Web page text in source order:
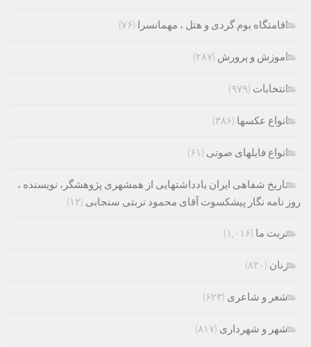
اقامتگاه بوم گردی و هتل ، مهمانسرا (۷۶)
اموزش و پرورش (۲۸۷)
انتخابات (۹۷۹)
انواع عکسها (۳۸۶)
انواع فایلهای صوتی (۶۱)
تاریخ شفاهی ایران یادداشتهایی از همشهری پژوهشگر، نویسنده ،
روز نامه نگار پیشکسوت آقای محمود تربتی سنجابی (۱۲)
تربت ما (۱,۰۱۶)
زنان (۸۲۰)
شعر و شاعری (۶۲۳)
شهر و شهرداری (۸۱۷)